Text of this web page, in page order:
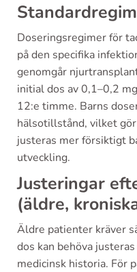
Doseringsregimer för
på den specifika
genomgår
initial dos av 0,1–0,2
12:e timme. Barns
hälsotillstånd, vilket
justeras mer försiktigt
utveckling.
Justeringar
(äldre,
Äldre patienter kräver
dos kan behöva
medicinsk historia. För